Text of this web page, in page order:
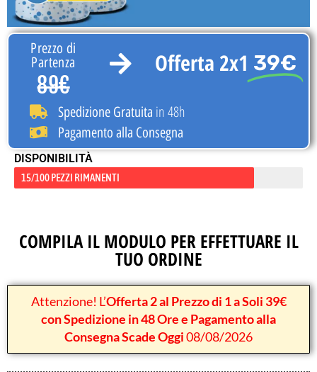
Prezzo di
Partenza
89€
Offerta 2x1 39€
Spedizione Gratuita in 48h
Pagamento alla Consegna
DISPONIBILITÀ
15/100 PEZZI RIMANENTI
COMPILA IL MODULO PER EFFETTUARE IL
TUO ORDINE
Attenzione! L’Offerta 2 al Prezzo di 1 a Soli 39€
con Spedizione in 48 Ore e Pagamento alla
Consegna Scade Oggi08/08/2026